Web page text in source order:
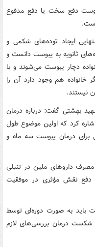
دفع سخت یا دفع مدفوع
ایجاد توده‌های شکمی و
ثانویه به یبوست دانست و
دچار یبوست می‌شوند و با
خانواده هم وجود دارد آن را
نیستند.
بهشتی گفت: درباره درمان
کرد که اولین موضوع طول
درمان یبوست سه ماه و
داروهای ملین در تنبلی
دفع نقش مؤثری در موفقیت
باید به صورت دوره‌ای توسط
درمان بررسی‌های لازم